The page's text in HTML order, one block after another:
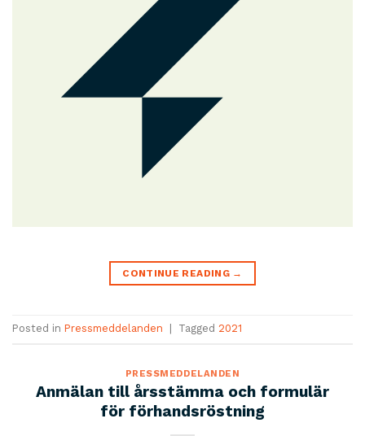
CONTINUE READING →
Posted in Pressmeddelanden Tagged 2021
PRESSMEDDELANDEN
Anmälan till årsstämma och formulär
för förhandsröstning